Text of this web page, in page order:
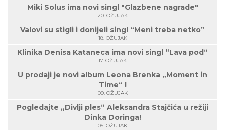
Miki Solus ima novi singl "Glazbene nagrade"
20. OŽUJAK
Valovi su stigli i donijeli singl “Meni treba netko”
18. OŽUJAK
Klinika Denisa Kataneca ima novi singl “Lava pod“
17. OŽUJAK
U prodaji je novi album Leona Brenka „Moment in
Time“ !
09. OŽUJAK
Pogledajte „Divlji ples“ Aleksandra Stajčića u režiji
Dinka Doringa!
05. OŽUJAK